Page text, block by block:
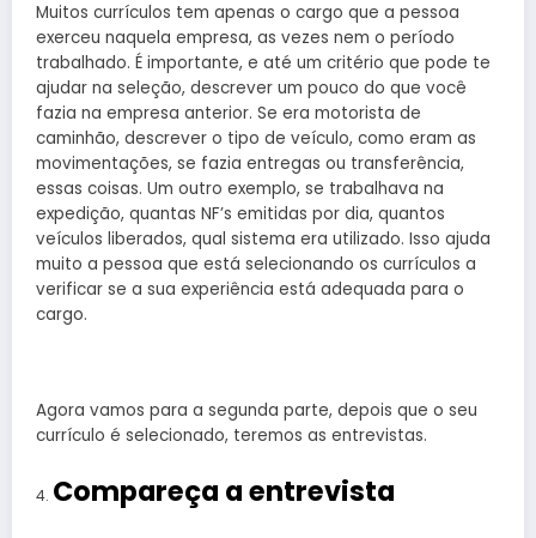
Muitos currículos tem apenas o cargo que a pessoa
exerceu naquela empresa, as vezes nem o período
trabalhado. É importante, e até um critério que pode te
ajudar na seleção, descrever um pouco do que você
fazia na empresa anterior. Se era motorista de
caminhão, descrever o tipo de veículo, como eram as
movimentações, se fazia entregas ou transferência,
essas coisas. Um outro exemplo, se trabalhava na
expedição, quantas NF’s emitidas por dia, quantos
veículos liberados, qual sistema era utilizado. Isso ajuda
muito a pessoa que está selecionando os currículos a
verificar se a sua experiência está adequada para o
cargo.
Agora vamos para a segunda parte, depois que o seu
currículo é selecionado, teremos as entrevistas.
Compareça a entrevista